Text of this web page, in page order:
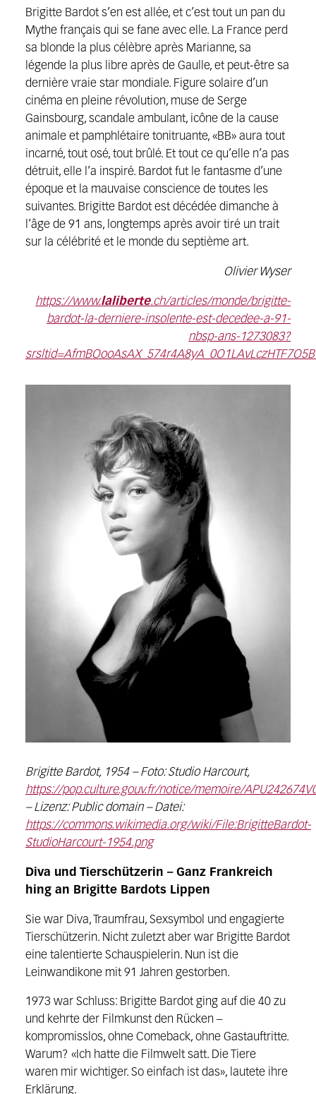
Brigitte Bardot s’en est allée, et c’est tout un pan du
Mythe français qui se fane avec elle. La France perd
sa blonde la plus célèbre après Marianne, sa
légende la plus libre après de Gaulle, et peut-être sa
dernière vraie star mondiale. Figure solaire d’un
cinéma en pleine révolution, muse de Serge
Gainsbourg, scandale ambulant, icône de la cause
animale et pamphlétaire tonitruante, «BB» aura tout
incarné, tout osé, tout brûlé. Et tout ce qu’elle n’a pas
détruit, elle l’a inspiré. Bardot fut le fantasme d’une
époque et la mauvaise conscience de toutes les
suivantes. Brigitte Bardot est décédée dimanche à
l’âge de 91 ans, longtemps après avoir tiré un trait
sur la célébrité et le monde du septième art.
Olivier Wyser
https://www.laliberte.ch/articles/monde/brigitte-
bardot-la-derniere-insolente-est-decedee-a-91-
nbsp-ans-1273083?
Brigitte Bardot, 1954 – Foto: Studio Harcourt,
https://pop.culture.gouv.fr/notice/memoire/
– Lizenz: Public domain – Datei:
https://commons.wikimedia.org/wiki/File:BrigitteBardot-
StudioHarcourt-1954.png
Diva und Tierschützerin – Ganz Frankreich
hing an Brigitte Bardots Lippen
Sie war Diva, Traumfrau, Sexsymbol und engagierte
Tierschützerin. Nicht zuletzt aber war Brigitte Bardot
eine talentierte Schauspielerin. Nun ist die
Leinwandikone mit 91 Jahren gestorben.
1973 war Schluss: Brigitte Bardot ging auf die 40 zu
und kehrte der Filmkunst den Rücken –
kompromisslos, ohne Comeback, ohne Gastauftritte.
Warum? «Ich hatte die Filmwelt satt. Die Tiere
waren mir wichtiger. So einfach ist das», lautete ihre
Erklärung.